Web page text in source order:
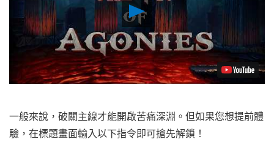
Play
Video
一般來說，破關主線才能開啟苦痛深淵。但如果您想提前體
驗，在標題畫面輸入以下指令即可搶先解鎖！